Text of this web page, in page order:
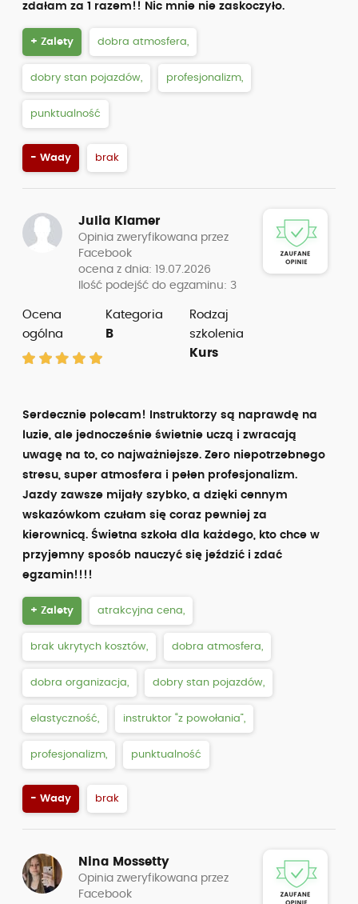
zdałam za 1 razem!! Nic mnie nie zaskoczyło.
+ Zalety dobra atmosfera,
dobry stan pojazdów, profesjonalizm,
punktualność
- Wady brak
Julia Klamer
Opinia zweryfikowana przez
Facebook
ocena z dnia: 19.07.2026
Ilość podejść do egzaminu: 3
Ocena
ogólna
Kategoria
B
Rodzaj
szkolenia
Kurs
Serdecznie polecam! Instruktorzy są naprawdę na
luzie, ale jednocześnie świetnie uczą i zwracają
uwagę na to, co najważniejsze. Zero niepotrzebnego
stresu, super atmosfera i pełen profesjonalizm.
Jazdy zawsze mijały szybko, a dzięki cennym
wskazówkom czułam się coraz pewniej za
kierownicą. Świetna szkoła dla każdego, kto chce w
przyjemny sposób nauczyć się jeździć i zdać
egzamin!!!!
+ Zalety atrakcyjna cena,
brak ukrytych kosztów, dobra atmosfera,
dobra organizacja, dobry stan pojazdów,
elastyczność, instruktor “z powołania”,
profesjonalizm, punktualność
- Wady brak
Nina Mossetty
Opinia zweryfikowana przez
Facebook